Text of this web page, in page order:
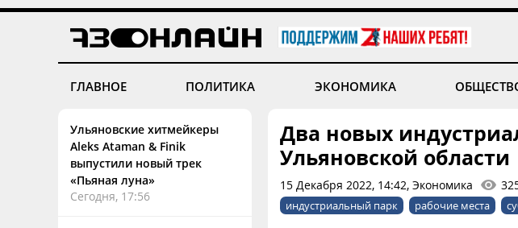
ГЛАВНОЕ ПОЛИТИКА ЭКОНОМИКА
Ульяновские хитмейкеры
Aleks Ataman & Finik
выпустили новый трек
«Пьяная луна»
Сегодня, 17:56
Два новых
Ульяновской области
15 Декабря 2022, 14:42, Экономика
индустриальный парк рабочие места